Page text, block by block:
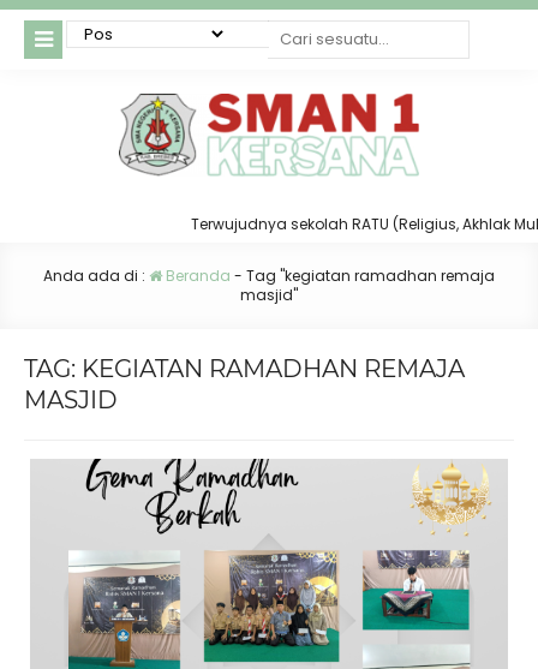
Terwujudnya sekolah RATU (Religius, Akhlak
Anda ada di : Beranda - Tag "kegiatan ramadhan remaja
masjid"
TAG: KEGIATAN RAMADHAN REMAJA
MASJID